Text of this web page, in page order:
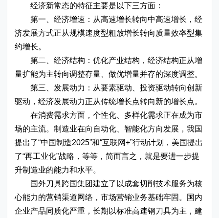
经济新常态的特征主要是以下三方面：
第一、经济增速：从高速增长转向中高速增长，经
济发展方式正从规模速度型粗放增长转向质量效率型集
约增长。
第二、经济结构：优化产业结构，经济结构正从增
量扩能为主转向调整存量、做优增量并存的深度调整。
第三、发展动力：从要素驱动、投资驱动转向创新
驱动，经济发展动力正从传统增长点转向新的增长点。
在消费需求方面，个性化、多样化需求正在成为市
场的主流。制造业在向自动化、智能化方向发展，我国
提出了“中国制造2025”和“互联网+”行动计划，美国提出
了“再工业化”战略，等等，简而言之，就是要进一步提
升制造业的能力和水平。
国外刀具跨国集团建立了以成套切削技术服务为核
心能力的营销渠道网络，市场营销业务基础牢固。国内
企业产品同质化严重，长期以标准高速钢刀具为主，建